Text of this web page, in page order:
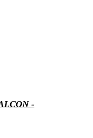
-